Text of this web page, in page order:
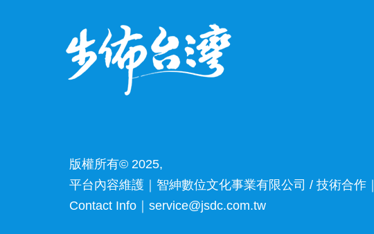
版權所有© 2025,
平台內容維護｜智紳數位文化事業有限公司 / 技術合作｜
Contact Info｜service@jsdc.com.tw